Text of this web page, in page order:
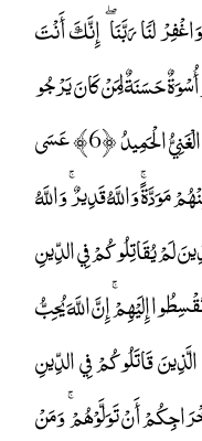
وَاغْفِرْ لَنَا رَبَّنَا ۖ إِنَّكَ أَنْتَ
فِيهِمْ أُسْوَةٌ حَسَنَةٌ لِمَنْ كَانَ يَرْجُو
اللَّهَ وَالْيَوْمَ الْآخِرَ ۚ وَمَنْ يَتَوَلَّ فَإِنَّ اللَّهَ هُوَ الْغَنِيُّ الْحَمِيدُ ﴿6﴾ عَسَى
مَوَدَّةً ۚ وَاللَّهُ قَدِيرٌ ۚ وَاللَّهُ
الَّذِينَ لَمْ يُقَاتِلُوكُمْ فِي الدِّينِ
إِلَيْهِمْ ۚ إِنَّ اللَّهَ يُحِبُّ
عَنِ الَّذِينَ قَاتَلُوكُمْ فِي الدِّينِ
أَنْ تَوَلَّوْهُمْ ۚ وَمَنْ